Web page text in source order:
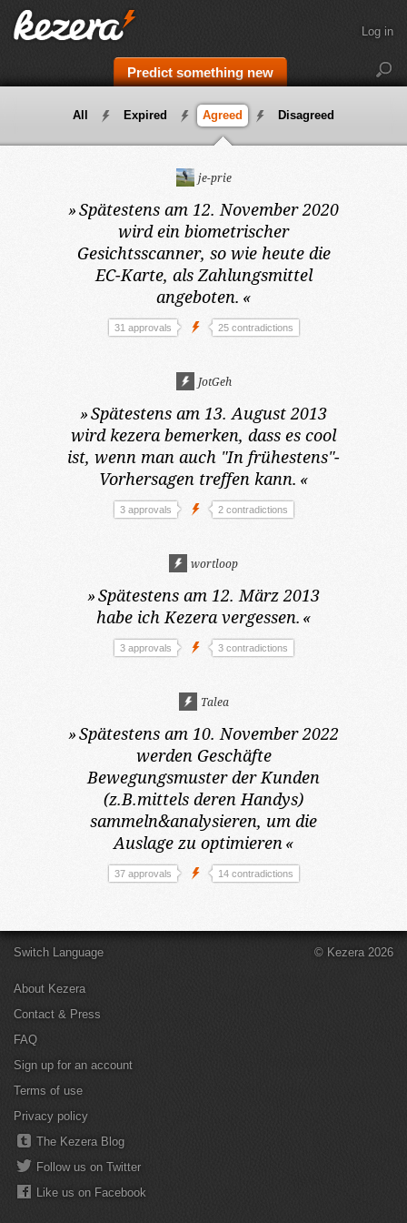
Predict something new
Log in
All Expired Agreed Disagreed
je-prie
»Spätestens am 12. November 2020
wird ein biometrischer
Gesichtsscanner, so wie heute die
EC-Karte, als Zahlungsmittel
angeboten. «
31 approvals 25 contradictions
JotGeh
»Spätestens am 13. August 2013
wird kezera bemerken, dass es cool
ist, wenn man auch "In frühestens"-
Vorhersagen treffen kann. «
3 approvals 2 contradictions
wortloop
»Spätestens am 12. März 2013
habe ich Kezera vergessen. «
3 approvals 3 contradictions
Talea
»Spätestens am 10. November 2022
werden Geschäfte
Bewegungsmuster der Kunden
(z.B.mittels deren Handys)
sammeln&analysieren, um die
Auslage zu optimieren«
37 approvals 14 contradictions
Switch Language
About Kezera
Contact & Press
FAQ
Sign up for an account
Terms of use
Privacy policy
The Kezera Blog
Follow us on Twitter
Like us on Facebook
© Kezera 2026